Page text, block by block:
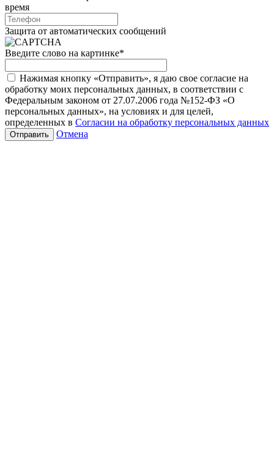
время
Защита от автоматических сообщений
Введите слово на картинке*
Нажимая кнопку «Отправить», я даю свое согласие на
обработку моих персональных данных, в соответствии с
Федеральным законом от 27.07.2006 года №152-ФЗ «О
персональных данных», на условиях и для целей,
определенных в Согласии на обработку персональных данных
Отмена